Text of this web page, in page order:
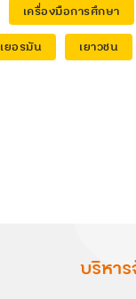
เครื่องมือการศึกษา
เยอรมัน
เยาวชน
บริหาร